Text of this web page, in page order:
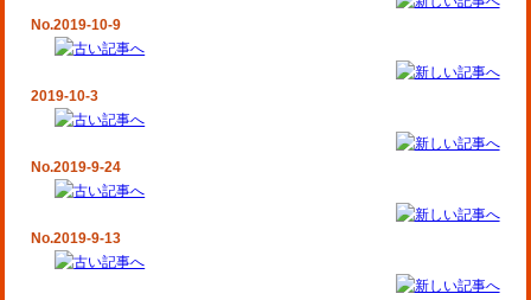
No.2019-10-9
2019-10-3
No.2019-9-24
No.2019-9-13